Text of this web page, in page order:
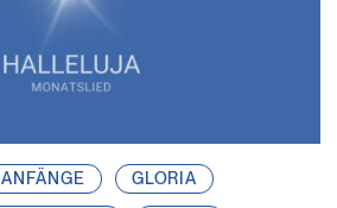
ANFÄNGE GLORIA